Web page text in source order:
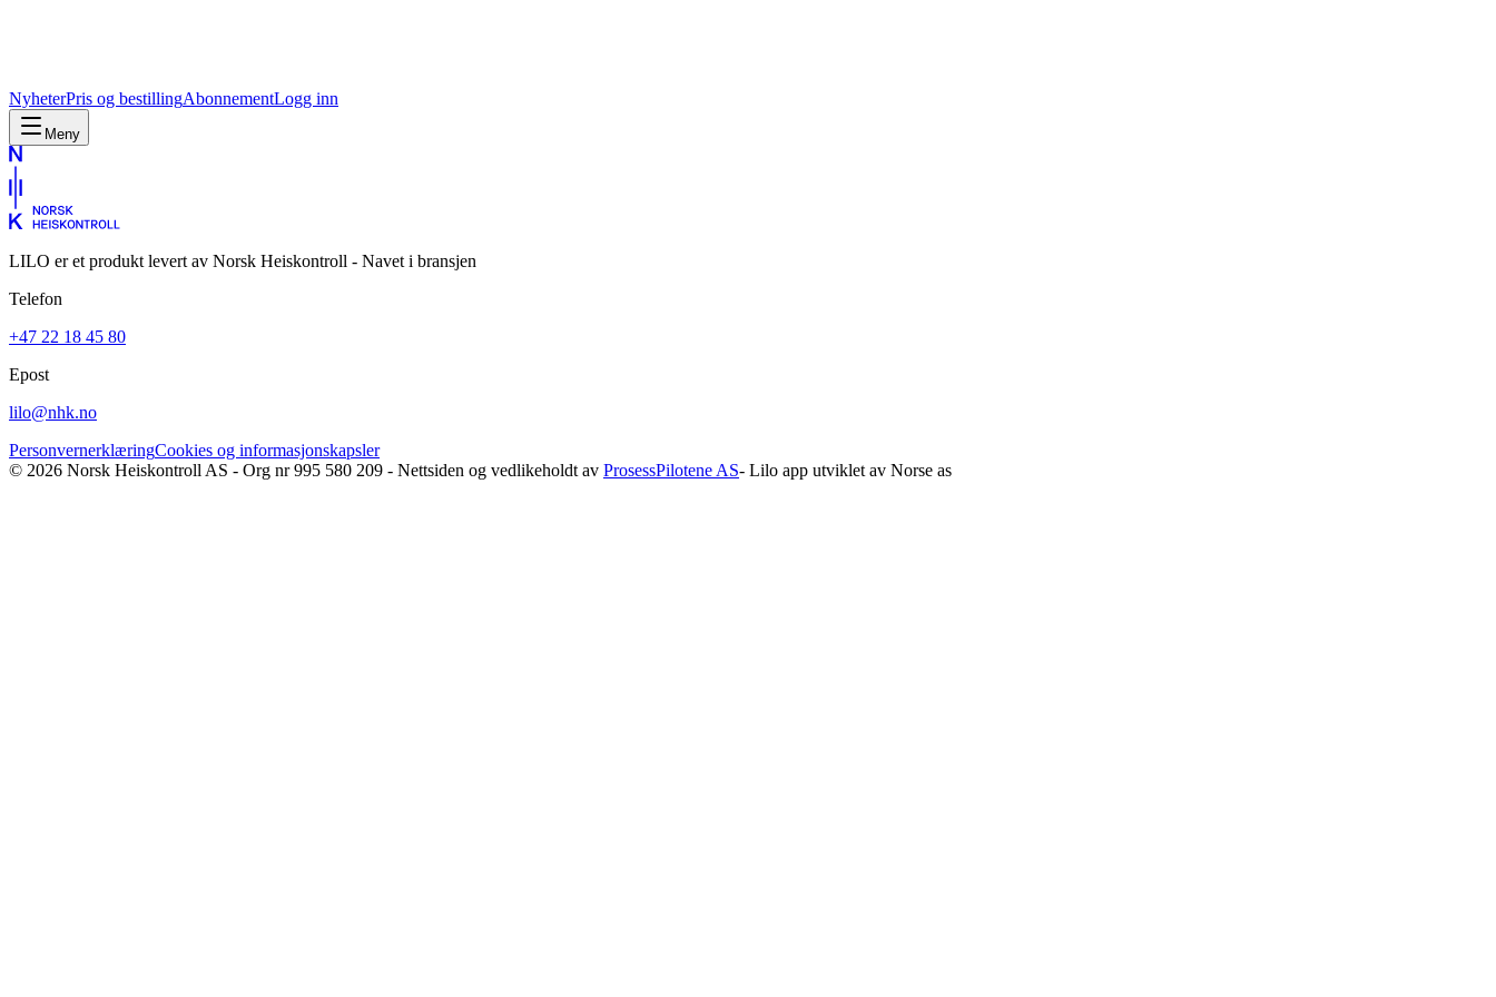
NyheterPris og bestillingAbonnementLogg inn
Meny
LILO er et produkt levert av Norsk Heiskontroll - Navet i bransjen
Telefon
+47 22 18 45 80
Epost
lilo@nhk.no
PersonvernerklæringCookies og informasjonskapsler
© 2026 Norsk Heiskontroll AS - Org nr 995 580 209 - Nettsiden og vedlikeholdt av ProsessPilotene AS- Lilo app utviklet av Norse as